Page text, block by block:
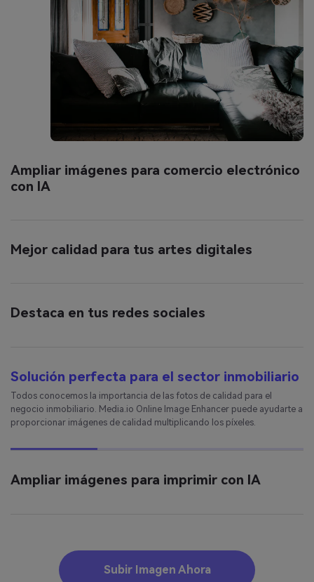
Ampliar imágenes para comercio electrónico
con IA
Mejor calidad para tus artes digitales
Destaca en tus redes sociales
Solución perfecta para el sector inmobiliario
Todos conocemos la importancia de las fotos de calidad para el
negocio inmobiliario. Media.io Online Image Enhancer puede ayudarte a
proporcionar imágenes de calidad multiplicando los píxeles.
Ampliar imágenes para imprimir con IA
Subir Imagen Ahora